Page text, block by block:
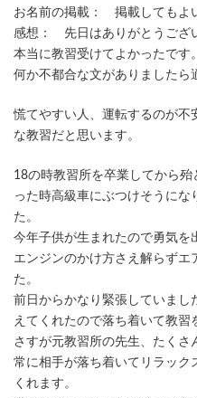
お名前の掲載： 掲載してもよ
感想： 先日はありがとうござ
本当に教習受けてよかったです。
何か不都合な文がありましたら
慌てやすい人、運転するのが不
な教習だと思います。
18の時教習所を卒業してから
った時高級車にぶつけそうにな
た。
今年子供が生まれたので勇気を
エンジンのかけ方さえ解らずエ
た。
前日からかなり緊張していまし
えてくれたので落ち着いて教習
さすが元教習所の先生、たくさ
常に相手が落ち着いてリラック
くれます。